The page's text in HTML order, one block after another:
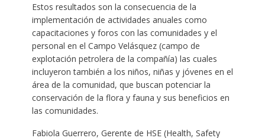
Estos resultados son la consecuencia de la
implementación de actividades anuales como
capacitaciones y foros con las comunidades y el
personal en el Campo Velásquez (campo de
explotación petrolera de la compañía) las cuales
incluyeron también a los niños, niñas y jóvenes en el
área de la comunidad, que buscan potenciar la
conservación de la flora y fauna y sus beneficios en
las comunidades.
Fabiola Guerrero, Gerente de HSE (Health, Safety